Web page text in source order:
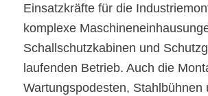
Einsatzkräfte für die
komplexe
Schallschutzkabinen und
laufenden Betrieb. Auch die
Wartungspodesten, Stahlbühnen